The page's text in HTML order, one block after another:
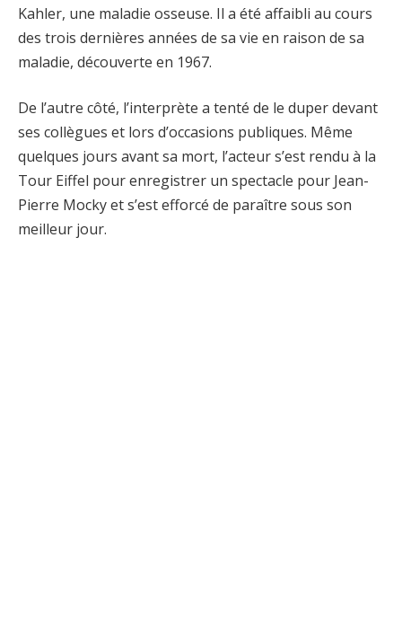
Kahler, une maladie osseuse. Il a été affaibli au cours
des trois dernières années de sa vie en raison de sa
maladie, découverte en 1967.
De l’autre côté, l’interprète a tenté de le duper devant
ses collègues et lors d’occasions publiques. Même
quelques jours avant sa mort, l’acteur s’est rendu à la
Tour Eiffel pour enregistrer un spectacle pour Jean-
Pierre Mocky et s’est efforcé de paraître sous son
meilleur jour.